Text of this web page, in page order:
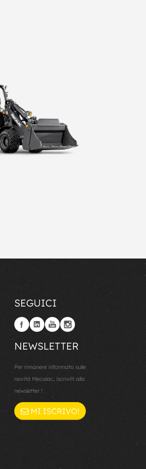
SEGUICI
NEWSLETTER
Per rimanere informato sulle
novità Mecalac, iscriviti alla
newsletter !
MI ISCRIVO!